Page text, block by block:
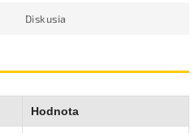
Diskusia
Hodnota